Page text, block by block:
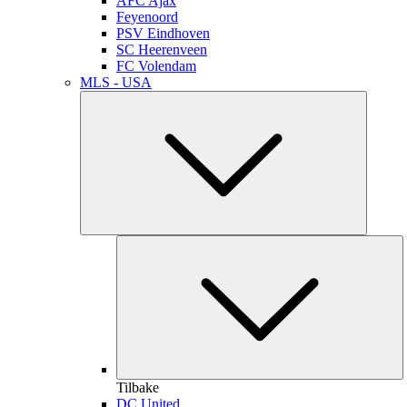
Feyenoord
PSV Eindhoven
SC Heerenveen
FC Volendam
MLS - USA
Tilbake
DC United